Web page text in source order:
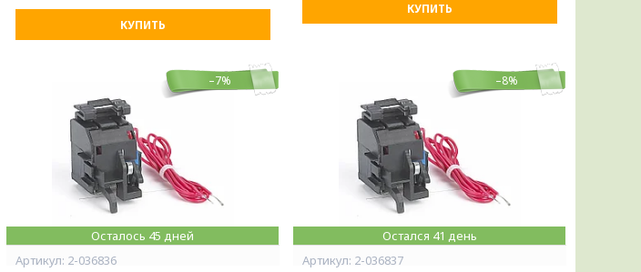
КУПИТЬ
КУПИТЬ
–7%
Осталось 45 дней
2-036836
–8%
Остался 41 день
2-036837